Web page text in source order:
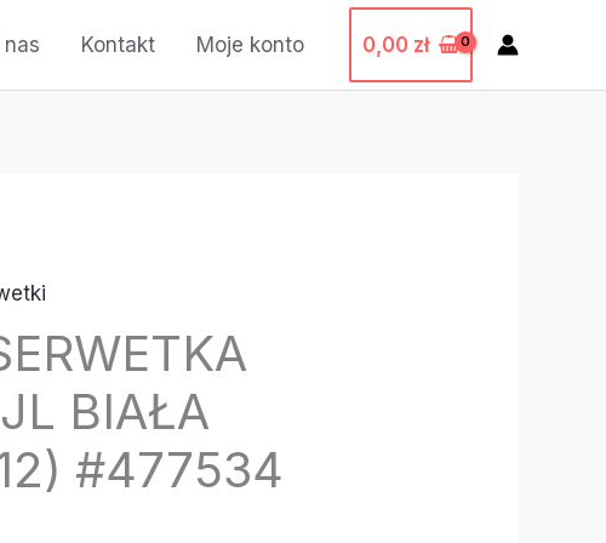
nas Kontakt Moje konto 0,00 zł
BIAŁA
#477534